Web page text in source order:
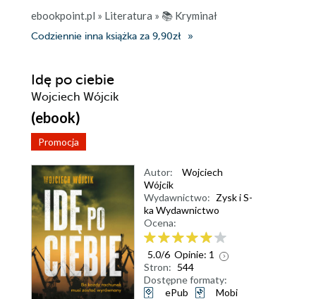
ebookpoint.pl » Literatura » 📚 Kryminał
Codziennie inna książka za 9,90zł
Idę po ciebie
Wojciech Wójcik
(ebook)
Promocja
Autor:
Wojciech
Wójcik
Wydawnictwo: Zysk i S-
ka Wydawnictwo
Ocena:
5.0/6 Opinie: 1
Stron: 544
Dostępne formaty:
ePub
Mobi